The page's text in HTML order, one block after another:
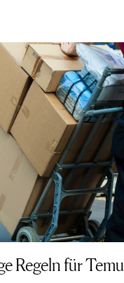
Regeln für Temu